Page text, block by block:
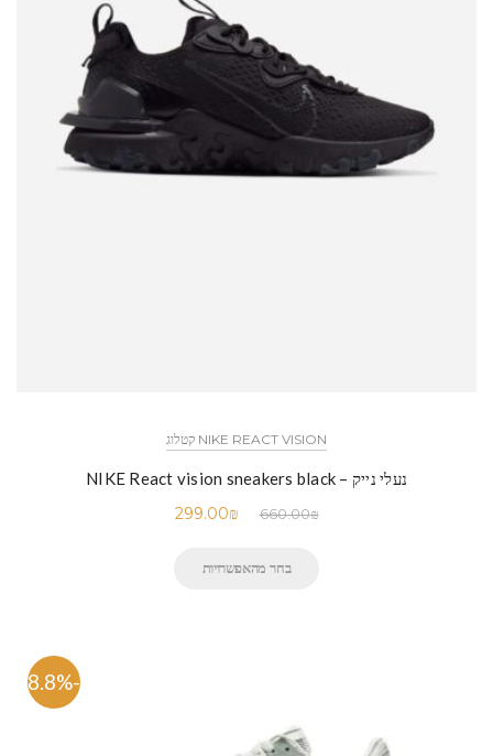
NIKE REACT VISION קטלוג
נעלי נייק – NIKE React vision sneakers black
660.00₪
299.00₪
בחר מהאפשרויות
-48.8%